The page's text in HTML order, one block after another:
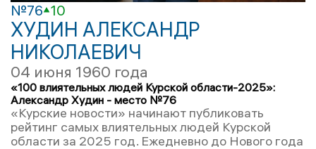
№76 10
ХУДИН АЛЕКСАНДР
НИКОЛАЕВИЧ
04 июня 1960 года
«100 влиятельных людей Курской области-2025»:
Александр Худин - место №76
«Курские новости» начинают публиковать
рейтинг самых влиятельных людей Курской
области за 2025 год. Ежедневно до Нового года